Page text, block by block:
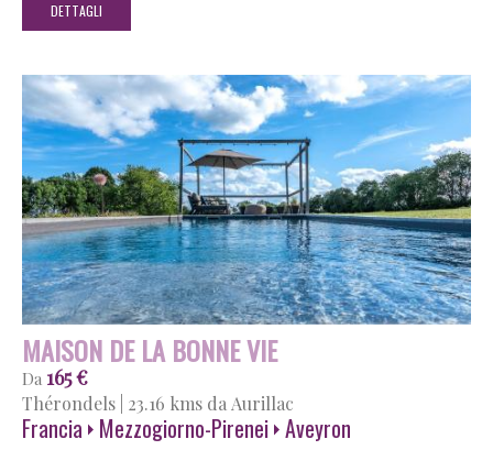
DETTAGLI
MAISON DE LA BONNE VIE
Da 165 €
Thérondels 23.16 kms da Aurillac
Francia Mezzogiorno-Pirenei Aveyron